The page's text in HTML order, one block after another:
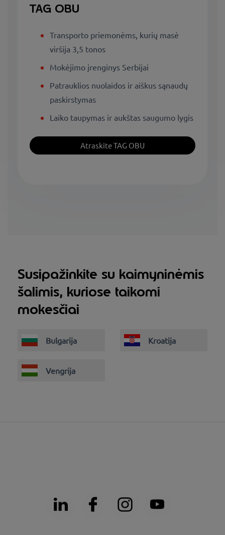
TAG OBU
Transporto priemonėms, kurių masė
viršija 3,5 tonos
Mokėjimo įrenginys Serbijai
Patrauklios nuolaidos ir aiškus sąnaudų
paskirstymas
Laiko taupymas ir aukštas saugumo lygis
Atraskite TAG OBU
Susipažinkite su kaimyninėmis
šalimis, kuriose taikomi
mokesčiai
Bulgarija Kroatija
Vengrija